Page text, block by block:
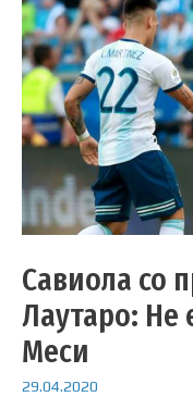
Савиола со
Лаутаро: Не
Меси
29.04.2020